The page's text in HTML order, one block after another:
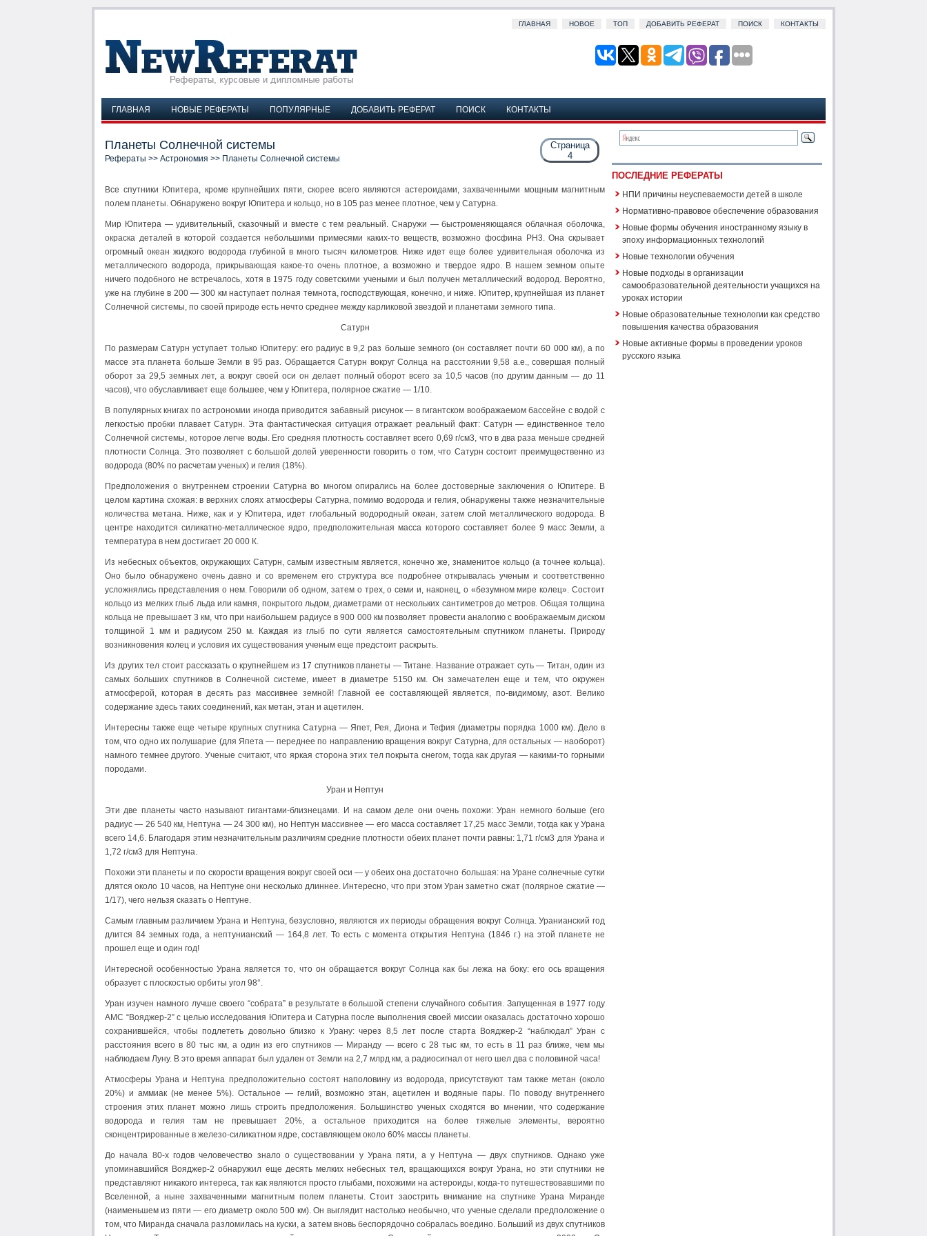
ГЛАВНАЯ НОВОЕ ТОП ДОБАВИТЬ РЕФЕРАТ ПОИСК КОНТАКТЫ
ГЛАВНАЯ НОВЫЕ РЕФЕРАТЫ ПОПУЛЯРНЫЕ ДОБАВИТЬ РЕФЕРАТ ПОИСК КОНТАКТЫ
Страница
4
Планеты Солнечной системы
Рефераты >> Астрономия >> Планеты Солнечной системы
Все спутники Юпитера, кроме крупнейших пяти, скорее всего являются астероидами, захваченными мощным магнитным
полем планеты. Обнаружено вокруг Юпитера и кольцо, но в 105 раз менее плотное, чем у Сатурна.
Мир Юпитера — удивительный, сказочный и вместе с тем реальный. Снаружи — быстроменяющаяся облачная оболочка,
окраска деталей в которой создается небольшими примесями каких-то веществ, возможно фосфина РН3. Она скрывает
огромный океан жидкого водорода глубиной в много тысяч километров. Ниже идет еще более удивительная оболочка из
металлического водорода, прикрывающая какое-то очень плотное, а возможно и твердое ядро. В нашем земном опыте
ничего подобного не встречалось, хотя в 1975 году советскими учеными и был получен металлический водород. Вероятно,
уже на глубине в 200 — 300 км наступает полная темнота, господствующая, конечно, и ниже. Юпитер, крупнейшая из планет
Солнечной системы, по своей природе есть нечто среднее между карликовой звездой и планетами земного типа.
Сатурн
По размерам Сатурн уступает только Юпитеру: его радиус в 9,2 раз больше земного (он составляет почти 60 000 км), а по
массе эта планета больше Земли в 95 раз. Обращается Сатурн вокруг Солнца на расстоянии 9,58 а.е., совершая полный
оборот за 29,5 земных лет, а вокруг своей оси он делает полный оборот всего за 10,5 часов (по другим данным — до 11
часов), что обуславливает еще большее, чем у Юпитера, полярное сжатие — 1/10.
В популярных книгах по астрономии иногда приводится забавный рисунок — в гигантском воображаемом бассейне с водой с
легкостью пробки плавает Сатурн. Эта фантастическая ситуация отражает реальный факт: Сатурн — единственное тело
Солнечной системы, которое легче воды. Его средняя плотность составляет всего 0,69 г/см3, что в два раза меньше средней
плотности Солнца. Это позволяет с большой долей уверенности говорить о том, что Сатурн состоит преимущественно из
водорода (80% по расчетам ученых) и гелия (18%).
Предположения о внутреннем строении Сатурна во многом опирались на более достоверные заключения о Юпитере. В
целом картина схожая: в верхних слоях атмосферы Сатурна, помимо водорода и гелия, обнаружены также незначительные
количества метана. Ниже, как и у Юпитера, идет глобальный водородный океан, затем слой металлического водорода. В
центре находится силикатно-металлическое ядро, предположительная масса которого составляет более 9 масс Земли, а
температура в нем достигает 20 000 К.
Из небесных объектов, окружающих Сатурн, самым известным является, конечно же, знаменитое кольцо (а точнее кольца).
Оно было обнаружено очень давно и со временем его структура все подробнее открывалась ученым и соответственно
усложнялись представления о нем. Говорили об одном, затем о трех, о семи и, наконец, о «безумном мире колец». Состоит
кольцо из мелких глыб льда или камня, покрытого льдом, диаметрами от нескольких сантиметров до метров. Общая толщина
кольца не превышает 3 км, что при наибольшем радиусе в 900 000 км позволяет провести аналогию с воображаемым диском
толщиной 1 мм и радиусом 250 м. Каждая из глыб по сути является самостоятельным спутником планеты. Природу
возникновения колец и условия их существования ученым еще предстоит раскрыть.
Из других тел стоит рассказать о крупнейшем из 17 спутников планеты — Титане. Название отражает суть — Титан, один из
самых больших спутников в Солнечной системе, имеет в диаметре 5150 км. Он замечателен еще и тем, что окружен
атмосферой, которая в десять раз массивнее земной! Главной ее составляющей является, по-видимому, азот. Велико
содержание здесь таких соединений, как метан, этан и ацетилен.
Интересны также еще четыре крупных спутника Сатурна — Япет, Рея, Диона и Тефия (диаметры порядка 1000 км). Дело в
том, что одно их полушарие (для Япета — переднее по направлению вращения вокруг Сатурна, для остальных — наоборот)
намного темнее другого. Ученые считают, что яркая сторона этих тел покрыта снегом, тогда как другая — какими-то горными
породами.
Уран и Нептун
Эти две планеты часто называют гигантами-близнецами. И на самом деле они очень похожи: Уран немного больше (его
радиус — 26 540 км, Нептуна — 24 300 км), но Нептун массивнее — его масса составляет 17,25 масс Земли, тогда как у Урана
всего 14,6. Благодаря этим незначительным различиям средние плотности обеих планет почти равны: 1,71 г/см3 для Урана и
1,72 г/см3 для Нептуна.
Похожи эти планеты и по скорости вращения вокруг своей оси — у обеих она достаточно большая: на Уране солнечные сутки
длятся около 10 часов, на Нептуне они несколько длиннее. Интересно, что при этом Уран заметно сжат (полярное сжатие —
1/17), чего нельзя сказать о Нептуне.
Самым главным различием Урана и Нептуна, безусловно, являются их периоды обращения вокруг Солнца. Уранианский год
длится 84 земных года, а нептунианский — 164,8 лет. То есть с момента открытия Нептуна (1846 г.) на этой планете не
прошел еще и один год!
Интересной особенностью Урана является то, что он обращается вокруг Солнца как бы лежа на боку: его ось вращения
образует с плоскостью орбиты угол 98°.
Уран изучен намного лучше своего “собрата” в результате в большой степени случайного события. Запущенная в 1977 году
АМС “Вояджер-2” с целью исследования Юпитера и Сатурна после выполнения своей миссии оказалась достаточно хорошо
сохранившейся, чтобы подлететь довольно близко к Урану: через 8,5 лет после старта Вояджер-2 “наблюдал” Уран с
расстояния всего в 80 тыс км, а один из его спутников — Миранду — всего с 28 тыс км, то есть в 11 раз ближе, чем мы
наблюдаем Луну. В это время аппарат был удален от Земли на 2,7 млрд км, а радиосигнал от него шел два с половиной часа!
Атмосферы Урана и Нептуна предположительно состоят наполовину из водорода, присутствуют там также метан (около
20%) и аммиак (не менее 5%). Остальное — гелий, возможно этан, ацетилен и водяные пары. По поводу внутреннего
строения этих планет можно лишь строить предположения. Большинство ученых сходятся во мнении, что содержание
водорода и гелия там не превышает 20%, а остальное приходится на более тяжелые элементы, вероятно
сконцентрированные в железо-силикатном ядре, составляющем около 60% массы планеты.
До начала 80-х годов человечество знало о существовании у Урана пяти, а у Нептуна — двух спутников. Однако уже
упоминавшийся Вояджер-2 обнаружил еще десять мелких небесных тел, вращающихся вокруг Урана, но эти спутники не
представляют никакого интереса, так как являются просто глыбами, похожими на астероиды, когда-то путешествовавшими по
Вселенной, а ныне захваченными магнитным полем планеты. Стоит заострить внимание на спутнике Урана Миранде
(наименьшем из пяти — его диаметр около 500 км). Он выглядит настолько необычно, что ученые сделали предположение о
том, что Миранда сначала разломилась на куски, а затем вновь беспорядочно собралась воедино. Больший из двух спутников
ПОСЛЕДНИЕ РЕФЕРАТЫ
НПИ причины неуспеваемости детей в школе
Нормативно-правовое обеспечение образования
Новые формы обучения иностранному языку в
эпоху информационных технологий
Новые технологии обучения
Новые подходы в организации
самообразовательной деятельности учащихся на
уроках истории
Новые образовательные технологии как средство
повышения качества образования
Новые активные формы в проведении уроков
русского языка